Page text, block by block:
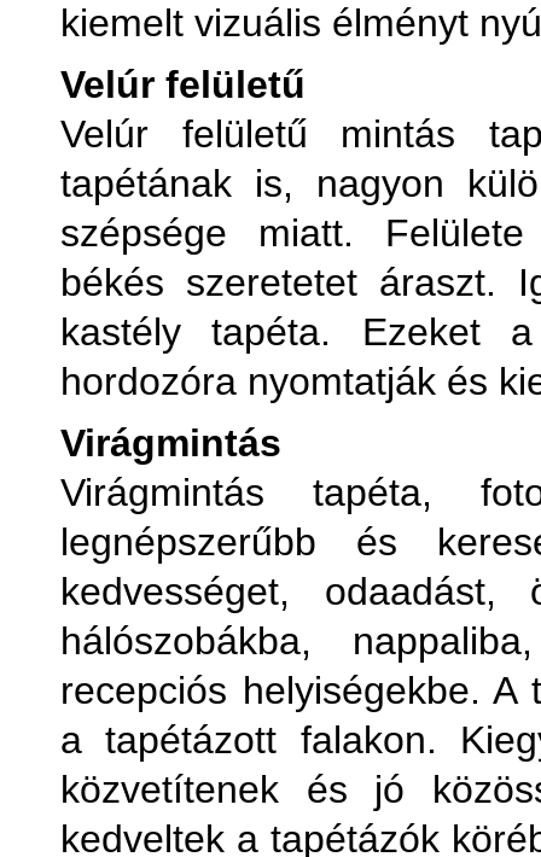
kiemelt vizuális élményt
Velúr felületű
Velúr felületű mintás
tapétának is, nagyon
szépsége miatt.
békés szeretetet áraszt.
kastély tapéta. Ezeket
hordozóra nyomtatják és
Virágmintás
Virágmintás tapéta,
legnépszerűbb és
kedvességet,
hálószobákba,
recepciós helyiségekbe.
a tapétázott falakon.
közvetítenek és jó
kedveltek a tapétázók